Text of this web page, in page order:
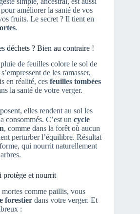
améliorer la santé de vos
fruits. Le secret ? Il tient en
.
déchets ? Bien au contraire !
de feuilles colore le sol de
de les ramasser,
en réalité, ces feuilles tombées
la santé de votre verger.
elles rendent au sol les
consommés. C’est un cycle
, comme dans la forêt où aucun
perturber l’équilibre. Résultat
qui nourrit naturellement
protège et nourrit
comme paillis, vous
forestier dans votre verger. Et
: